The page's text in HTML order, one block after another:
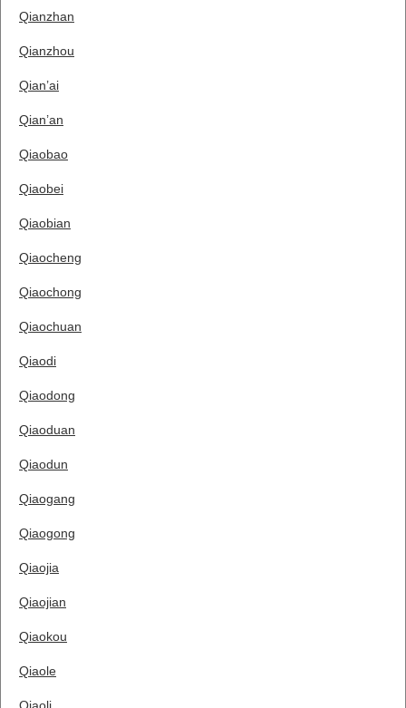
Qianzhan
Qianzhou
Qian’ai
Qian’an
Qiaobao
Qiaobei
Qiaobian
Qiaocheng
Qiaochong
Qiaochuan
Qiaodi
Qiaodong
Qiaoduan
Qiaodun
Qiaogang
Qiaogong
Qiaojia
Qiaojian
Qiaokou
Qiaole
Qiaoli